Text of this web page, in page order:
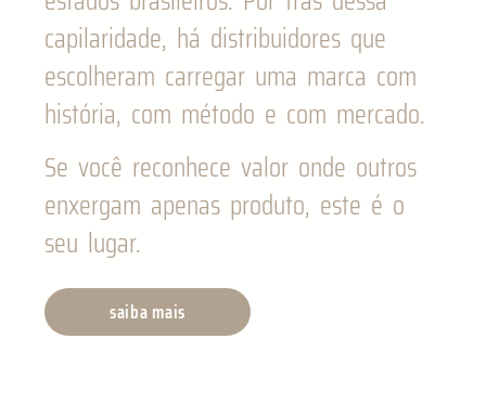
capilaridade, há distribuidores que
escolheram carregar uma marca com
história, com método e com mercado.
Se você reconhece valor onde outros
enxergam apenas produto, este é o
seu lugar.
saiba mais